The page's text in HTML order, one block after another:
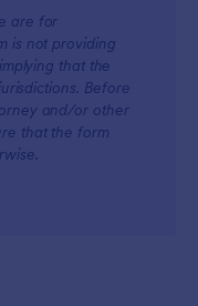
are for
is not providing
that the
Before
and/or other
that the form